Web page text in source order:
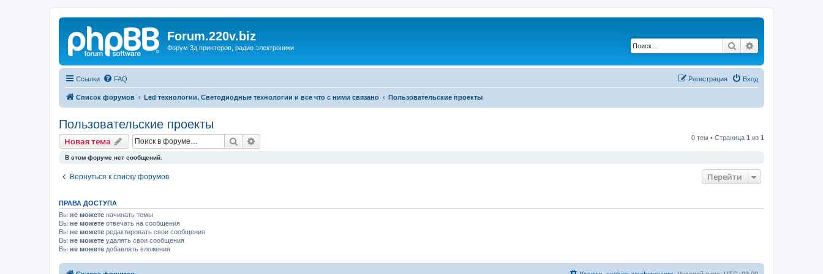
Forum.220v.biz
Форум 3д принтеров, радио электроники Поиск
Ссылки FAQ Вход
Регистрация
Список форумов Led технологии, Светодиодные технологии и все что с ними связано Пользовательские проекты
Пользовательские проекты
Новая тема Поиск 0 тем • Страница 1 из 1
В этом форуме нет сообщений.
Вернуться к списку форумов Перейти
ПРАВА ДОСТУПА
Вы не можете начинать темы
Вы не можете отвечать на сообщения
Вы не можете редактировать свои сообщения
Вы не можете удалять свои сообщения
Вы не можете добавлять вложения